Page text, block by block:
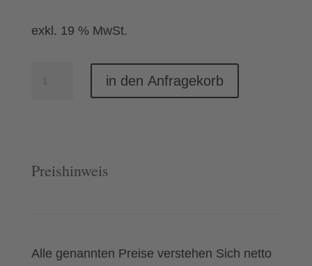
exkl. 19 % MwSt.
in den Anfragekorb
Preishinweis
Alle genannten Preise verstehen Sich netto